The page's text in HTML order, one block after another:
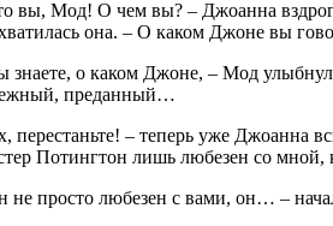
вы, Мод! О чем вы? – Джоанна
она. – О каком Джоне вы
знаете, о каком Джоне, – Мод
преданный…
перестаньте! – теперь уже Джоанна
Потингтон лишь любезен со мной,
не просто любезен с вами, он… –